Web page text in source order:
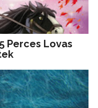
Perces Lovas